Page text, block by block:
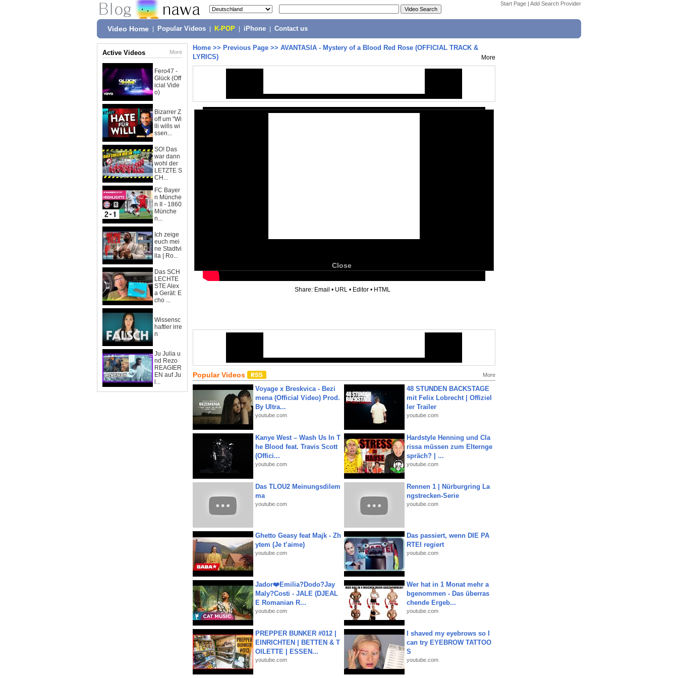
Start Page | Add Search Provider
Video Home Popular Videos K-POP iPhone Contact us
Active Videos More
Fero47 -
Glück (Off
icial Vide
o)
Bizarrer Z
off um "Wi
lli wills wi
ssen...
SO! Das
war dann
wohl der
LETZTE S
CH...
FC Bayer
n Münche
n II - 1860
Münche
n...
Ich zeige
euch mei
ne Stadtvi
lla | Ro...
Das SCH
LECHTE
STE Alex
a Gerät: E
cho ...
Wissensc
haftler irre
n
Ju Julia u
nd Rezo
REAGIER
EN auf Ju
l...
Home >> Previous Page >> AVANTASIA - Mystery of a Blood Red Rose (OFFICIAL TRACK &
LYRICS)
More
Close
Share: Email • URL • Editor • HTML
Popular Videos More
Voyage x Breskvica - Bezi
mena (Official Video) Prod.
By Ultra...
youtube.com
48 STUNDEN BACKSTAGE
mit Felix Lobrecht | Offiziel
ler Trailer
youtube.com
Kanye West – Wash Us In T
he Blood feat. Travis Scott
(Offici...
youtube.com
Hardstyle Henning und Cla
rissa müssen zum Elternge
spräch? | ...
youtube.com
Das TLOU2 Meinungsdilem
ma
youtube.com
Rennen 1 | Nürburgring La
ngstrecken-Serie
youtube.com
Ghetto Geasy feat Majk - Zh
ytem (Je t’aime)
youtube.com
Das passiert, wenn DIE PA
RTEI regiert
youtube.com
Jador❤️Emilia?Dodo?Jay
Maly?Costi - JALE (DJEAL
E Romanian R...
youtube.com
Wer hat in 1 Monat mehr a
bgenommen - Das überras
chende Ergeb...
youtube.com
PREPPER BUNKER #012 |
EINRICHTEN | BETTEN & T
OILETTE | ESSEN...
youtube.com
I shaved my eyebrows so I
can try EYEBROW TATTOO
S
youtube.com